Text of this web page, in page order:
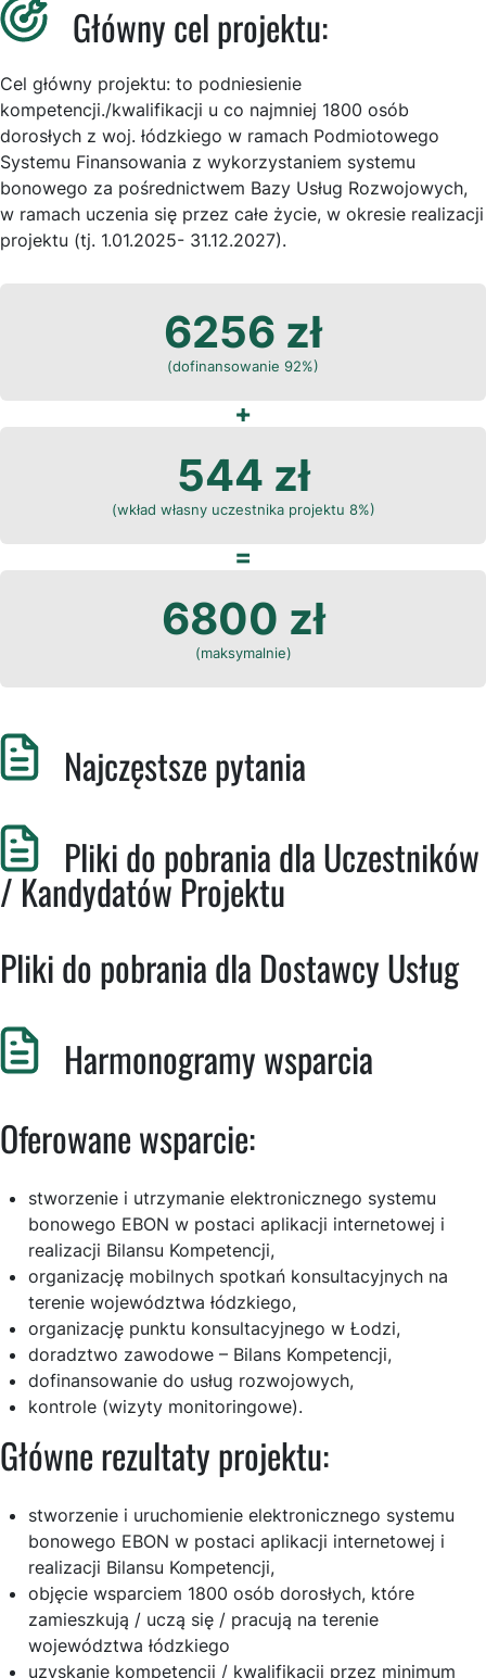
Główny cel projektu:
Cel główny projektu: to podniesienie
kompetencji./kwalifikacji u co najmniej 1800 osób
dorosłych z woj. łódzkiego w ramach Podmiotowego
Systemu Finansowania z wykorzystaniem systemu
bonowego za pośrednictwem Bazy Usług Rozwojowych,
w ramach uczenia się przez całe życie, w okresie realizacji
projektu (tj. 1.01.2025- 31.12.2027).
6256 zł
(dofinansowanie 92%)
+
544 zł
(wkład własny uczestnika projektu 8%)
=
6800 zł
(maksymalnie)
Najczęstsze pytania
Pliki do pobrania dla Uczestników
/ Kandydatów Projektu
Pliki do pobrania dla Dostawcy Usług
Harmonogramy wsparcia
Oferowane wsparcie:
stworzenie i utrzymanie elektronicznego systemu
bonowego EBON w postaci aplikacji internetowej i
realizacji Bilansu Kompetencji,
organizację mobilnych spotkań konsultacyjnych na
terenie województwa łódzkiego,
organizację punktu konsultacyjnego w Łodzi,
doradztwo zawodowe – Bilans Kompetencji,
dofinansowanie do usług rozwojowych,
kontrole (wizyty monitoringowe).
Główne rezultaty projektu:
stworzenie i uruchomienie elektronicznego systemu
bonowego EBON w postaci aplikacji internetowej i
realizacji Bilansu Kompetencji,
objęcie wsparciem 1800 osób dorosłych, które
zamieszkują / uczą się / pracują na terenie
województwa łódzkiego
uzyskanie kompetencji / kwalifikacji przez minimum